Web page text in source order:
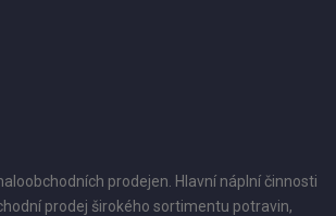
prodejen. Hlavní náplní činnosti
prodej širokého sortimentu potravin,